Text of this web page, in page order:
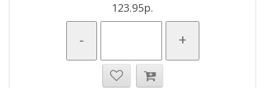
123.95р.
- +